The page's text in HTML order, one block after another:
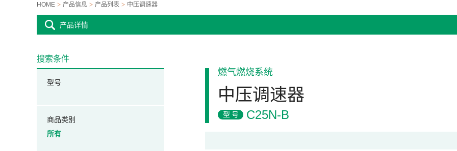
HOME 产品信息 产品列表 中压调速器
产品详情
燃气燃烧系统
中压调速器
型号 C25N-B
搜索条件
型号
商品类别
所有